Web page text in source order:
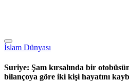
İslam Dünyası
Suriye: Şam kırsalında bir
bilançoya göre iki kişi hayatını